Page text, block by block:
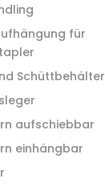
für
Schüttbehälter
aufschiebbar
einhängbar